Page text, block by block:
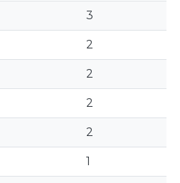
3
2
2
2
2
1